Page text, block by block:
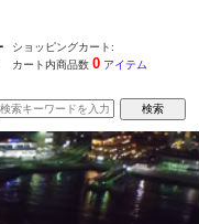
ショッピングカート:
カート内商品数 0アイテム